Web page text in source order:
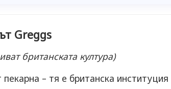
Greggs
британската култура)
– тя е британска